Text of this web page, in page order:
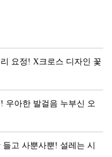
요정! X크로스 디자인 꽃
우아한 발걸음 누부신 오
고 사뿐사뿐! 설레는 시